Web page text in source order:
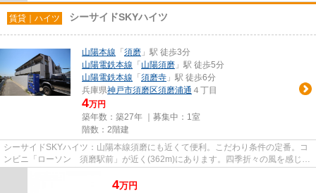
賃貸｜ハイツ シーサイドSKYハイツ
山陽本線 「 須磨 」駅 徒歩3分
山陽電鉄本線 「 山陽須磨 」駅 徒歩5分
山陽電鉄本線 「 須磨寺 」駅 徒歩6分
兵庫県神戸市須磨区須磨浦通 ４丁目
4万円
築年数：築27年 ｜募集中： 1室
階数：2階建
シーサイドSKYハイツ：山陽本線須磨にも近くて便利。こだわり条件の定番。コ
ンビニ「ローソン 須磨駅前」が近く(362m)にあります。四季折々の風を感じら
4万円